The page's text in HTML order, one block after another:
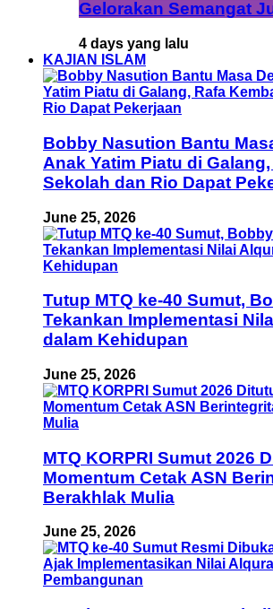
Gelorakan Semangat
4 days yang lalu
KAJIAN ISLAM
Bobby Nasution Bantu
Anak Yatim Piatu di
Sekolah dan Rio Dapat
June 25, 2026
Tutup MTQ ke-40 Sumut,
Tekankan Implementasi
dalam Kehidupan
June 25, 2026
MTQ KORPRI Sumut 2026
Momentum Cetak ASN
Berakhlak Mulia
June 25, 2026